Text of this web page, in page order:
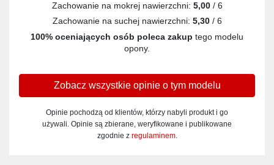
Zachowanie na mokrej nawierzchni: 5,00/ 6
Zachowanie na suchej nawierzchni: 5,30/ 6
100% oceniających osób poleca zakup tego modelu
opony.
Zobacz wszystkie opinie o tym modelu
Opinie pochodzą od klientów, którzy nabyli produkt i go
używali. Opinie są zbierane, weryfikowane i publikowane
zgodnie z regulaminem.